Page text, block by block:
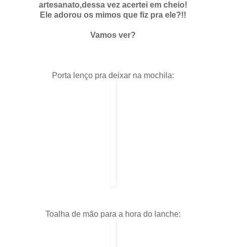
artesanato,dessa vez acertei em cheio!
Ele adorou os mimos que fiz pra ele?!!
Vamos ver?
Porta lenço pra deixar na mochila:
Toalha de mão para a hora do lanche: